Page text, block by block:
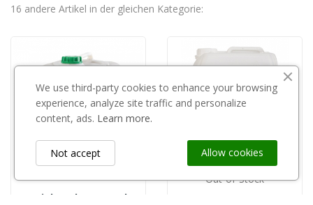
16 andere Artikel in der gleichen Kategorie:
Triplus Aloe Vera 5l
Out-of-Stock
We use third-party cookies to enhance your browsing
experience, analyze site traffic and personalize
content, ads. Learn more.
Allow cookies
Not accept